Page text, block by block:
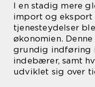
I en stadig mere
import og eksport
tjenesteydelser
økonomien.
grundig indføring
indebærer, samt
udviklet sig over